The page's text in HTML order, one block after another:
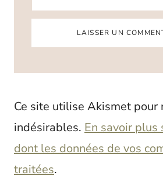
Ce site utilise Akismet pour
indésirables. En savoir plus
dont les données de vos
traitées.